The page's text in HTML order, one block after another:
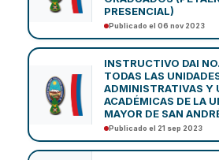
PRESENCIAL)
Publicado el 06 nov 2023
INSTRUCTIVO DAI
TODAS LAS
ADMINISTRATIVAS Y
ACADÉMICAS DE LA
MAYOR DE SAN
Publicado el 21 sep 2023